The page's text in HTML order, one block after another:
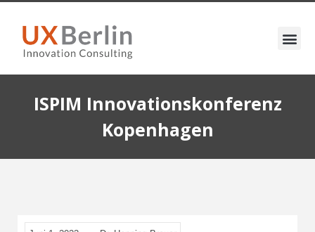
ISPIM Innovationskonferenz
Kopenhagen